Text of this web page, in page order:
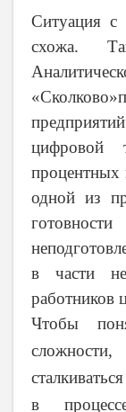
Ситуация с
схожа.
цифровой
процентных
одной из
в части
работников
Чтобы
в